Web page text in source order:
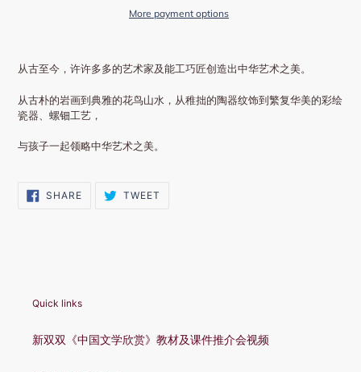
More payment options
从古至今，许许多多的艺术家及能工巧匠创造出中华艺术之美。
从古朴的岩画到典雅的花鸟山水，从稚拙的陶器纹饰到繁复华美的彩绘
瓷器、螺钿工艺，
与孩子一起领略中华艺术之美。
SHARESHARE
ON
TWEET
Quick links
新双双《中国文学欣赏》教材及课件推介会视频